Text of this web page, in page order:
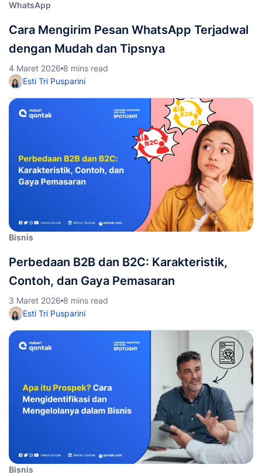
WhatsApp
Cara Mengirim Pesan WhatsApp Terjadwal
dengan Mudah dan Tipsnya
4 Maret 2026 8 mins read
Esti Tri Pusparini
Bisnis
Perbedaan B2B dan B2C: Karakteristik,
Contoh, dan Gaya Pemasaran
3 Maret 2026 8 mins read
Esti Tri Pusparini
Bisnis